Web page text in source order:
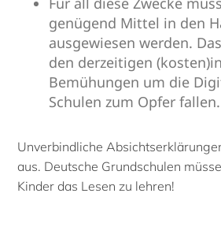
genügend Mittel in den
ausgewiesen werden.
den derzeitigen
Bemühungen um die
Schulen zum Opfer fallen.
Unverbindliche
aus. Deutsche Grundschulen
Kinder das Lesen zu lehren!